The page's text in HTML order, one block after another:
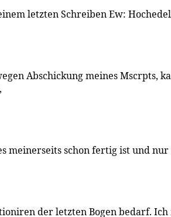
letzten Schreiben Ew:
Abschickung meines Mscrpts,
meinerseits schon fertig ist und
der letzten Bogen bedarf.